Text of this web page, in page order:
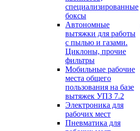
специализированные
боксы
Автономные
вытяжки для работы
с пылью и газами.
Циклоны, прочие
фильтры
Мобильные рабочие
места общего
пользования на базе
вытяжек УПЗ 7.2
Электроника для
рабочих мест
Пневматика для